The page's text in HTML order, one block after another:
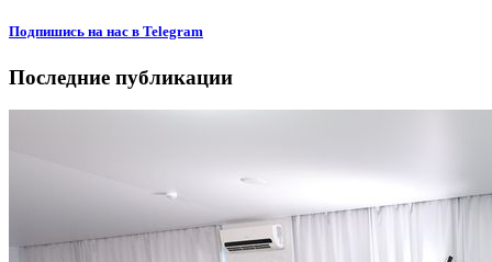
Подпишиcь на нас в Telegram
Последние публикации